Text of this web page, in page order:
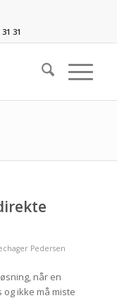
31
Pedersen
når en
ikke må miste